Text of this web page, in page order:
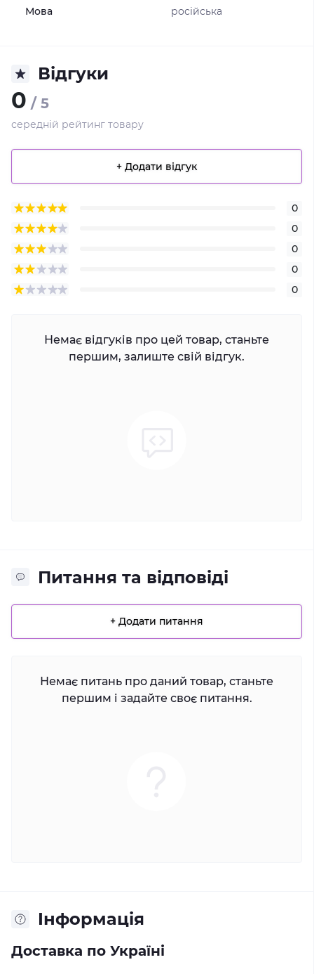
Мова російська
Відгуки
0 / 5
середній рейтинг товару
+ Додати відгук
0
0
0
0
0
Немає відгуків про цей товар, станьте
першим, залиште свій відгук.
Питання та відповіді
+ Додати питання
Немає питань про даний товар, станьте
першим і задайте своє питання.
Iнформація
Доставка по Україні